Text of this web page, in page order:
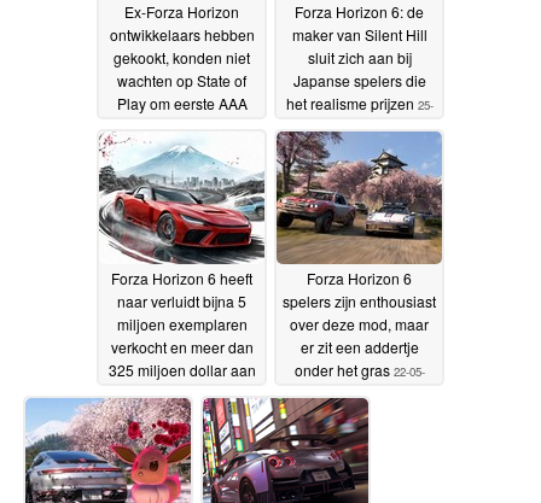
Ex-Forza Horizon
ontwikkelaars hebben
gekookt, konden niet
wachten op State of
Play om eerste AAA
project te onthullen
05-2026
Forza Horizon 6: de
maker van Silent Hill
sluit zich aan bij
Japanse spelers die
het realisme prijzen 25-
05-2026
Forza Horizon 6 heeft
naar verluidt bijna 5
miljoen exemplaren
verkocht en meer dan
325 miljoen dollar aan
inkomsten
gegenereerd
22-05-2026
Forza Horizon 6
spelers zijn enthousiast
over deze mod, maar
er zit een addertje
onder het gras 22-05-
2026